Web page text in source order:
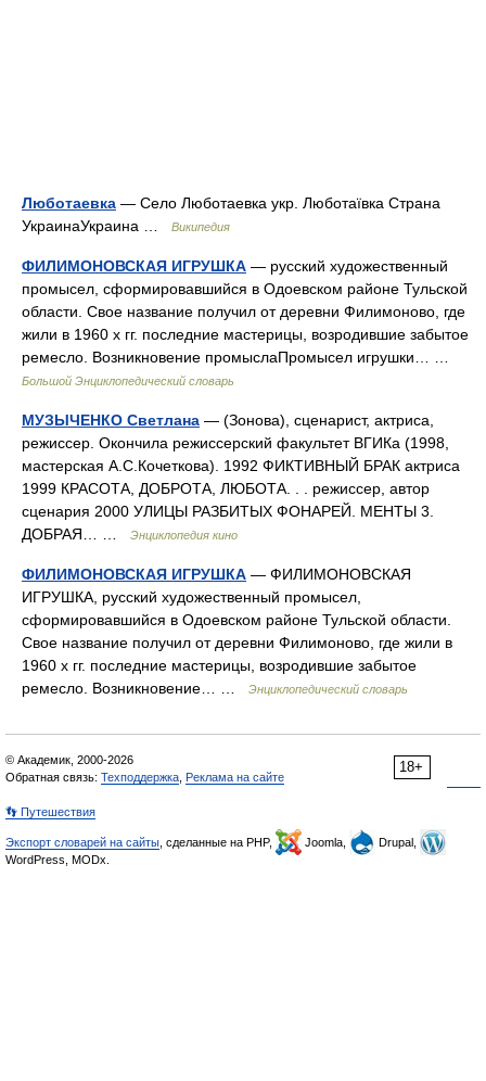
Люботаевка — Село Люботаевка укр. Люботаївка Страна
УкраинаУкраина …
Википедия
ФИЛИМОНОВСКАЯ ИГРУШКА — русский художественный
промысел, сформировавшийся в Одоевском районе Тульской
области. Свое название получил от деревни Филимоново, где
жили в 1960 х гг. последние мастерицы, возродившие забытое
ремесло. Возникновение промыслаПромысел игрушки… …
Большой Энциклопедический словарь
МУЗЫЧЕНКО Светлана — (Зонова), сценарист, актриса,
режиссер. Окончила режиссерский факультет ВГИКа (1998,
мастерская А.С.Кочеткова). 1992 ФИКТИВНЫЙ БРАК актриса
1999 КРАСОТА, ДОБРОТА, ЛЮБОТА. . . режиссер, автор
сценария 2000 УЛИЦЫ РАЗБИТЫХ ФОНАРЕЙ. МЕНТЫ 3.
ДОБРАЯ… …
Энциклопедия кино
ФИЛИМОНОВСКАЯ ИГРУШКА — ФИЛИМОНОВСКАЯ
ИГРУШКА, русский художественный промысел,
сформировавшийся в Одоевском районе Тульской области.
Свое название получил от деревни Филимоново, где жили в
1960 х гг. последние мастерицы, возродившие забытое
ремесло. Возникновение… …
Энциклопедический словарь
18+
© Академик, 2000-2026
Обратная связь: Техподдержка Реклама на сайте
👣 Путешествия
Экспорт словарей на сайты , сделанные на PHP, Joomla,
Drupal,
WordPress, MODx.